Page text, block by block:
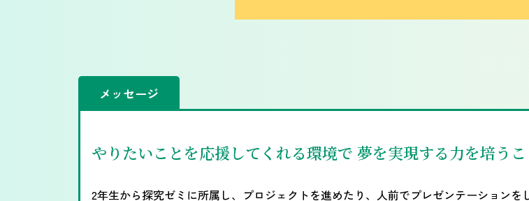
メッセージ
やりたいことを応援してくれる環境で 夢を実現する力を培うこ
2年生から探究ゼミに所属し、プロジェクトを進めたり、人前でプレゼンテーション